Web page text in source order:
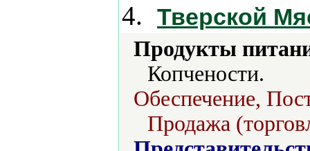
4. Тверской
Продукты
Копчености.
Обеспечение,
Продажа